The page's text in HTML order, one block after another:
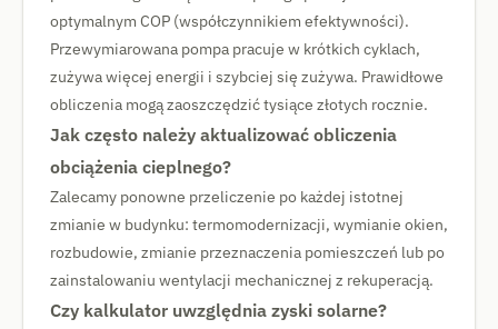
optymalnym COP (współczynnikiem efektywności).
Przewymiarowana pompa pracuje w krótkich cyklach,
zużywa więcej energii i szybciej się zużywa. Prawidłowe
obliczenia mogą zaoszczędzić tysiące złotych rocznie.
Jak często należy aktualizować obliczenia
obciążenia cieplnego?
Zalecamy ponowne przeliczenie po każdej istotnej
zmianie w budynku: termomodernizacji, wymianie okien,
rozbudowie, zmianie przeznaczenia pomieszczeń lub po
zainstalowaniu wentylacji mechanicznej z rekuperacją.
Czy kalkulator uwzględnia zyski solarne?